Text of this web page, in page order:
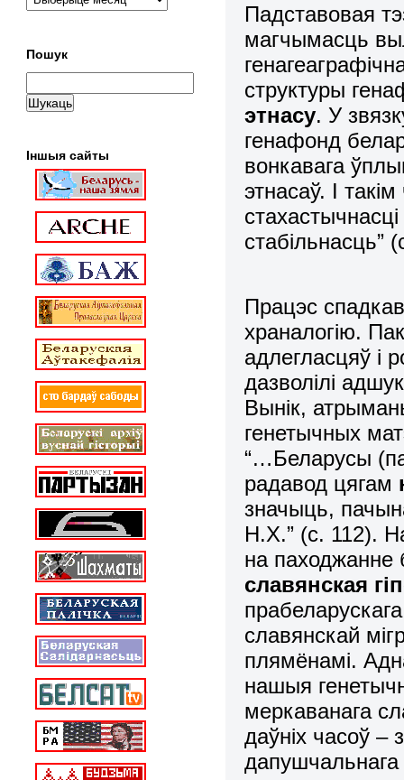
Падставовая
магчымасць
структуры
этнасу.У
генафонд
вонкавага
этнасаў. І
стабільнасць”
Працэс
храналогію.
адлегласцяў і
дазволілі
Вынік,
генетычных
“…Беларусы
радавод цягам
значыць,
Н.Х.” (с. 112).
на паходжанне
славянская
славянскай
плямёнамі.
нашыя
меркаванага
даўніх часоў –
дапушчальнага
Пошук
Іншыя сайты